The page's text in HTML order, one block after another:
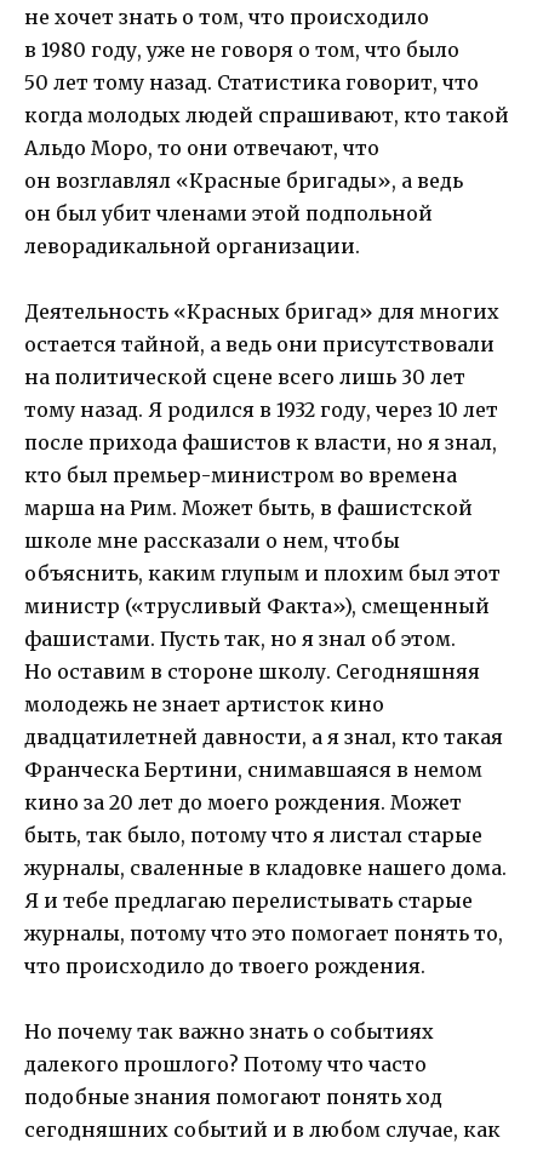
не хочет знать о том, что происходило
в 1980 году, уже не говоря о том, что было
50 лет тому назад. Статистика говорит, что
когда молодых людей спрашивают, кто такой
Альдо Моро, то они отвечают, что
он возглавлял «Красные бригады», а ведь
он был убит членами этой подпольной
леворадикальной организации.
Деятельность «Красных бригад» для многих
остается тайной, а ведь они присутствовали
на политической сцене всего лишь 30 лет
тому назад. Я родился в 1932 году, через 10 лет
после прихода фашистов к власти, но я знал,
кто был премьер-министром во времена
марша на Рим. Может быть, в фашистской
школе мне рассказали о нем, чтобы
объяснить, каким глупым и плохим был этот
министр («трусливый Факта»), смещенный
фашистами. Пусть так, но я знал об этом.
Но оставим в стороне школу. Сегодняшняя
молодежь не знает артисток кино
двадцатилетней давности, а я знал, кто такая
Франческа Бертини, снимавшаяся в немом
кино за 20 лет до моего рождения. Может
быть, так было, потому что я листал старые
журналы, сваленные в кладовке нашего дома.
Я и тебе предлагаю перелистывать старые
журналы, потому что это помогает понять то,
что происходило до твоего рождения.
Но почему так важно знать о событиях
далекого прошлого? Потому что часто
подобные знания помогают понять ход
сегодняшних событий и в любом случае, как